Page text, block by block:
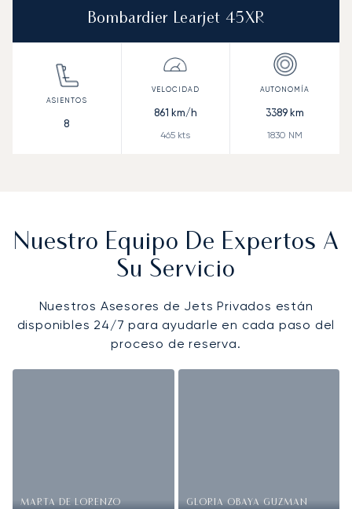
Bombardier Learjet 45XR
8
861 km/h
465 kts
3389 km
1830 NM
Nuestro Equipo De Expertos A
Su Servicio
Nuestros Asesores de Jets Privados están
disponibles 24/7 para ayudarle en cada paso del
proceso de reserva.
MARTA DE LORENZO GLORIA OBAYA GUZMAN